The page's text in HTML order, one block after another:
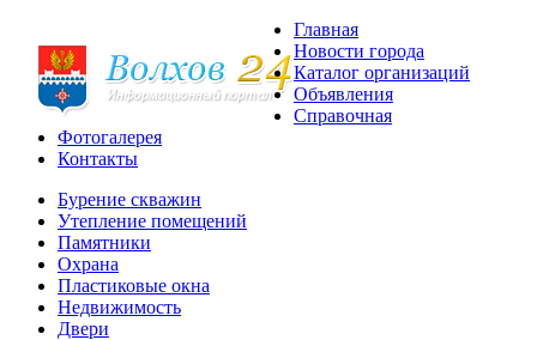
Главная
Новости города
Каталог организаций
Объявления
Справочная
Фотогалерея
Контакты
Бурение скважин
Утепление помещений
Памятники
Охрана
Пластиковые окна
Недвижимость
Двери